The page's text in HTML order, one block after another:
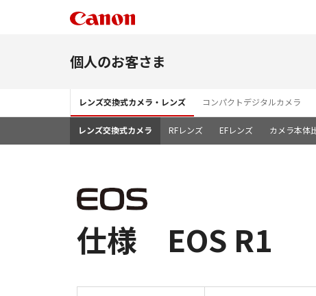
個人のお客さま
レンズ交換式カメラ・レンズ コンパクトデジタルカメラ
レンズ交換式カメラ RFレンズ EFレンズ カメラ本体
仕様 EOS R1